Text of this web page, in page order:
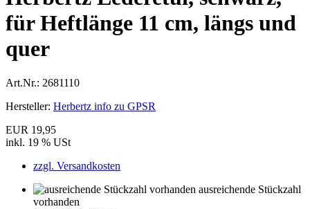
für Heftlänge 11 cm, längs und
quer
Art.Nr.: 2681110
Hersteller: Herbertz info zu GPSR
EUR 19,95
inkl. 19 % USt
zzgl. Versandkosten
ausreichende Stückzahl
vorhanden